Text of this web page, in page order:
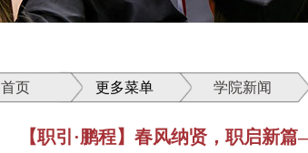
首页 更多菜单 学院新闻
【职引·鹏程】春风纳贤，职启新